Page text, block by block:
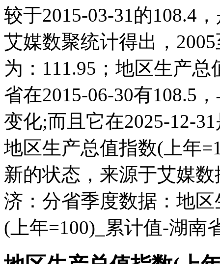
较于2015-03-31的108.4
艾媒数聚统计得出，
为：111.95；地区生产
省在2015-06-30有108.5
变化;而且它在2025-12-
地区生产总值指数(上年
新的状态，来源于艾媒
济：分省季度数据：地
(上年=100)_累计值-湖南